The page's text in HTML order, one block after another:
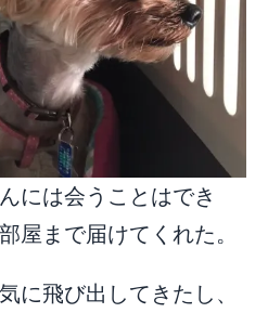
には会うことはでき
屋まで届けてくれた。
に飛び出してきたし、